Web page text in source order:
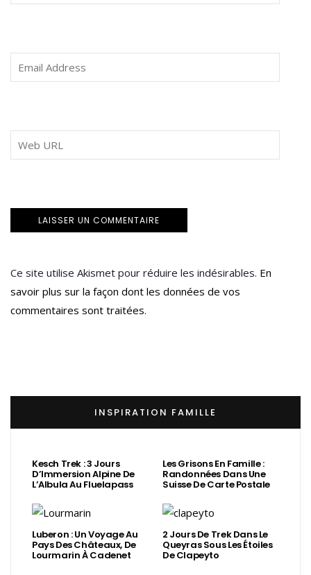
Ce site utilise Akismet pour réduire les indésirables. En
savoir plus sur la façon dont les données de vos
commentaires sont traitées.
INSPIRATION FAMILLE
Kesch Trek : 3 Jours
D’Immersion Alpine De
L’Albula Au Fluelapass
Les Grisons En Famille :
Randonnées Dans Une
Suisse De Carte Postale
Luberon : Un Voyage Au
Pays Des Châteaux, De
Lourmarin À Cadenet
2 Jours De Trek Dans Le
Queyras Sous Les Étoiles
De Clapeyto